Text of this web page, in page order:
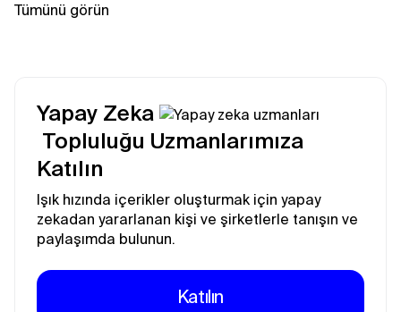
Tümünü görün
Yapay Zeka
Topluluğu Uzmanlarımıza
Katılın
Işık hızında içerikler oluşturmak için yapay
zekadan yararlanan kişi ve şirketlerle tanışın ve
paylaşımda bulunun.
Katılın